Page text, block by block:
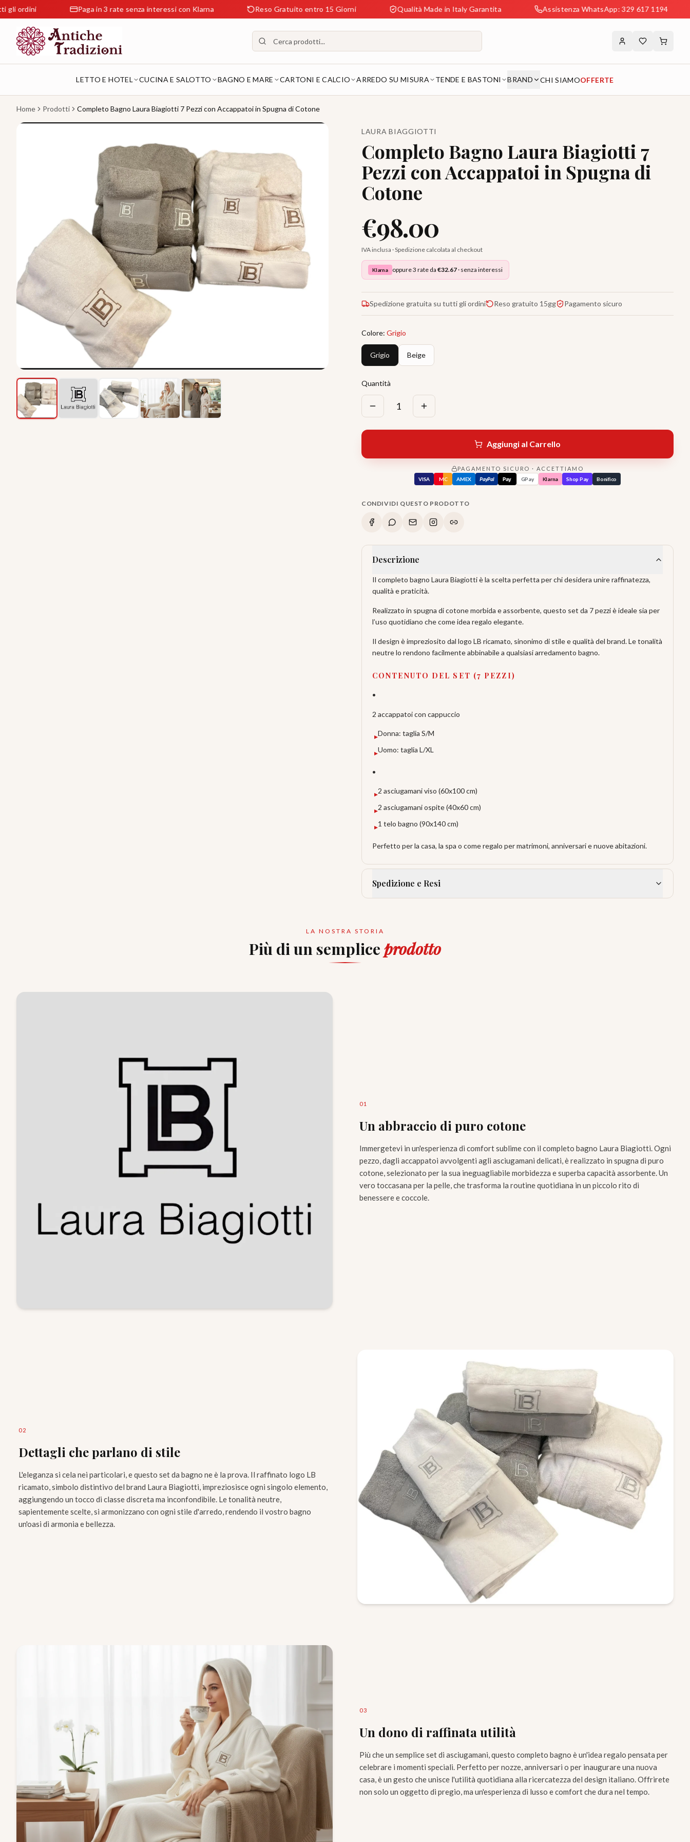
Paga in 3 rate senza interessi con Klarna Reso Gratuito entro 15 Giorni Qualità Made in Italy Garantita Assistenza WhatsApp: 329 617 1194
LETTO E HOTEL CUCINA E SALOTTO BAGNO E MARE CARTONI E CALCIO ARREDO SU MISURA TENDE E BASTONI BRAND CHI SIAMOOFFERTE
Home Prodotti Completo Bagno Laura Biagiotti 7 Pezzi con Accappatoi in Spugna di Cotone
LAURA BIAGGIOTTI
Completo Bagno Laura Biagiotti 7
Pezzi con Accappatoi in Spugna di
Cotone
€98.00
IVA inclusa · Spedizione calcolata al checkout
Klarna oppure 3 rate da €32.67· senza interessi
Spedizione gratuita su tutti gli ordini Reso gratuito 15gg Pagamento sicuro
Colore: Grigio
Grigio Beige
Quantità
1
Aggiungi al Carrello
PAGAMENTO SICURO · ACCETTIAMO
VISA MC AMEX PayPal Pay GPay Klarna Shop Pay Bonifico
CONDIVIDI QUESTO PRODOTTO
Descrizione
Il completo bagno Laura Biagiotti è la scelta perfetta per chi desidera unire raffinatezza,
qualità e praticità.
Realizzato in spugna di cotone morbida e assorbente, questo set da 7 pezzi è ideale sia per
l’uso quotidiano che come idea regalo elegante.
Il design è impreziosito dal logo LB ricamato, sinonimo di stile e qualità del brand. Le tonalità
neutre lo rendono facilmente abbinabile a qualsiasi arredamento bagno.
CONTENUTO DEL SET (7 PEZZI)
•
2 accappatoi con cappuccio
▸Donna: taglia S/M
▸Uomo: taglia L/XL
•
▸2 asciugamani viso (60x100 cm)
▸2 asciugamani ospite (40x60 cm)
▸1 telo bagno (90x140 cm)
Perfetto per la casa, la spa o come regalo per matrimoni, anniversari e nuove abitazioni.
Spedizione e Resi
LA NOSTRA STORIA
Più di un semplice prodotto
01
Un abbraccio di puro cotone
Immergetevi in un'esperienza di comfort sublime con il completo bagno Laura Biagiotti. Ogni
pezzo, dagli accappatoi avvolgenti agli asciugamani delicati, è realizzato in spugna di puro
cotone, selezionato per la sua ineguagliabile morbidezza e superba capacità assorbente. Un
vero toccasana per la pelle, che trasforma la routine quotidiana in un piccolo rito di
benessere e coccole.
02
Dettagli che parlano di stile
L'eleganza si cela nei particolari, e questo set da bagno ne è la prova. Il raffinato logo LB
ricamato, simbolo distintivo del brand Laura Biagiotti, impreziosisce ogni singolo elemento,
aggiungendo un tocco di classe discreta ma inconfondibile. Le tonalità neutre,
sapientemente scelte, si armonizzano con ogni stile d'arredo, rendendo il vostro bagno
un'oasi di armonia e bellezza.
03
Un dono di raffinata utilità
Più che un semplice set di asciugamani, questo completo bagno è un'idea regalo pensata per
celebrare i momenti speciali. Perfetto per nozze, anniversari o per inaugurare una nuova
casa, è un gesto che unisce l'utilità quotidiana alla ricercatezza del design italiano. Offrirete
non solo un oggetto di pregio, ma un'esperienza di lusso e comfort che dura nel tempo.